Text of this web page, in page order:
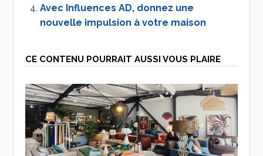
Avec Influences AD, donnez une
nouvelle impulsion à votre maison
CE CONTENU POURRAIT AUSSI VOUS PLAIRE